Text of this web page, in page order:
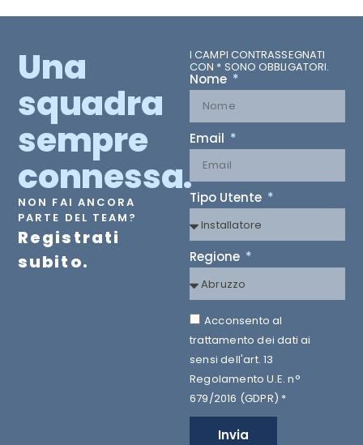
Una
squadra
sempre
connessa.
NON FAI ANCORA
PARTE DEL TEAM?
Registrati
subito.
I CAMPI CONTRASSEGNATI
CON * SONO OBBLIGATORI.
Nome
Email
Tipo Utente
Regione
Acconsento al
trattamento dei dati ai
sensi dell'art. 13
Regolamento U.E. n°
679/2016 (GDPR) *
Invia